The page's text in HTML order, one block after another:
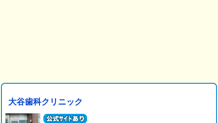
大谷歯科クリニック